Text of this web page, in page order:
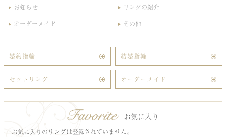
お知らせ
リングの紹介
オーダーメイド
その他
婚約指輪 結婚指輪
セットリング オーダーメイド
お気に入り
お気に入りのリングは登録されていません。